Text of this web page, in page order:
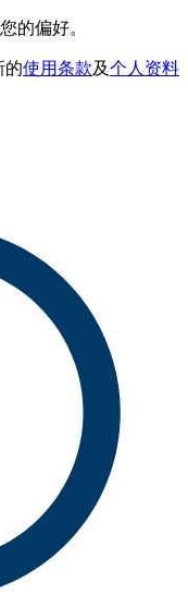
的偏好。
的使用条款及个人资料